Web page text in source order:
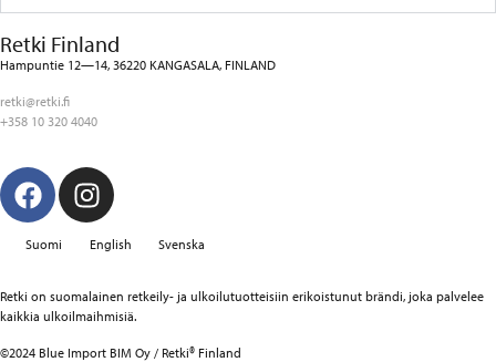
Retki Finland
Hampuntie 12—14, 36220 KANGASALA, FINLAND
retki@retki.fi
+358 10 320 4040
Suomi English Svenska
Retki on suomalainen retkeily- ja ulkoilutuotteisiin erikoistunut brändi, joka palvelee
kaikkia ulkoilmaihmisiä.
©2024 Blue Import BIM Oy / Retki® Finland